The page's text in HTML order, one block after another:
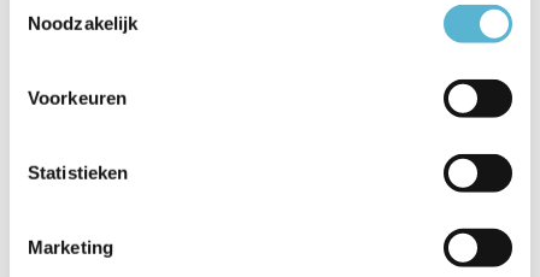
Noodzakelijk
Voorkeuren
Statistieken
Marketing
Toon meer
Reviews